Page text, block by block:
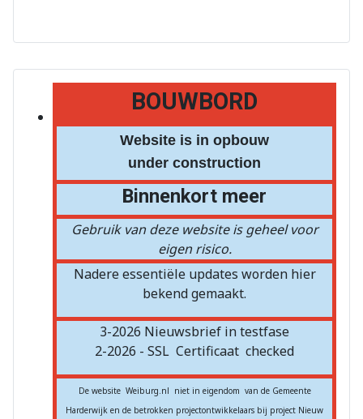
BOUWBORD
Website is in opbouw
under construction
Binnenkort meer
Gebruik van deze website is geheel voor
eigen risico.
Nadere essentiële updates worden hier
bekend gemaakt.
3-2026 Nieuwsbrief in testfase
2-2026 - SSL Certificaat checked
De website Weiburg.nl niet in eigendom van de Gemeente
Harderwijk en de betrokken projectontwikkelaars bij project Nieuw